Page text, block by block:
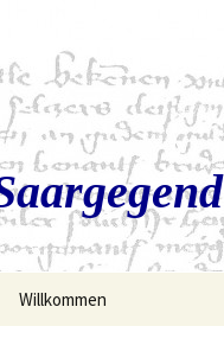
Willkommen